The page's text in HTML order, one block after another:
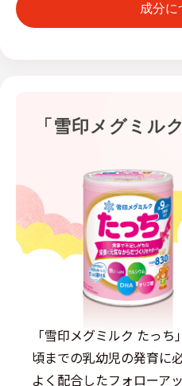
成分に
「雪印メグミル
「雪印メグミルク たっ
頃までの乳幼児の発育に
よく配合したフォローア